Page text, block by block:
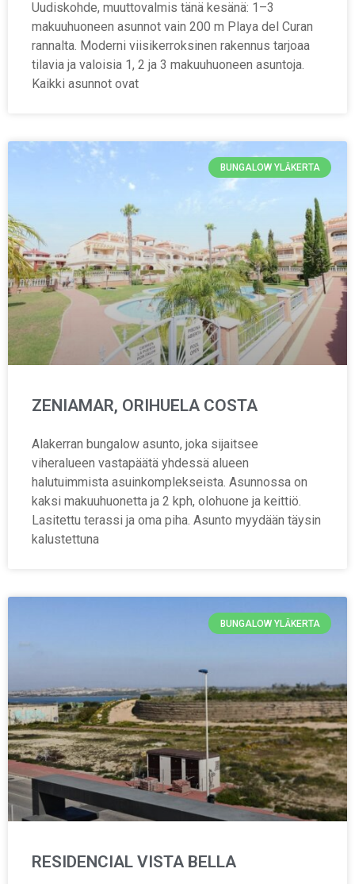
Uudiskohde, muuttovalmis tänä kesänä: 1–3
makuuhuoneen asunnot vain 200 m Playa del Curan
rannalta. Moderni viisikerroksinen rakennus tarjoaa
tilavia ja valoisia 1, 2 ja 3 makuuhuoneen asuntoja.
Kaikki asunnot ovat
BUNGALOW YLÄKERTA
ZENIAMAR, ORIHUELA COSTA
Alakerran bungalow asunto, joka sijaitsee
viheralueen vastapäätä yhdessä alueen
halutuimmista asuinkomplekseista. Asunnossa on
kaksi makuuhuonetta ja 2 kph, olohuone ja keittiö.
Lasitettu terassi ja oma piha. Asunto myydään täysin
kalustettuna
BUNGALOW YLÄKERTA
RESIDENCIAL VISTA BELLA